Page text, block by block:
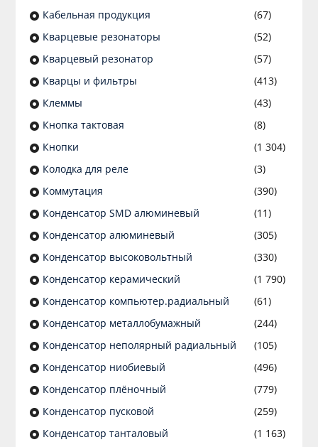
Кабельная продукция
(67)
Кварцевые резонаторы
(52)
Кварцевый резонатор
(57)
Кварцы и фильтры
(413)
Клеммы
(43)
Кнопка тактовая
(8)
Кнопки
(1 304)
Колодка для реле
(3)
Коммутация
(390)
Конденсатор SMD алюминевый
(11)
Конденсатор алюминевый
(305)
Конденсатор высоковольтный
(330)
Конденсатор керамический
(1 790)
Конденсатор компьютер.радиальный
(61)
Конденсатор металлобумажный
(244)
Конденсатор неполярный радиальный
(105)
Конденсатор ниобиевый
(496)
Конденсатор плёночный
(779)
Конденсатор пусковой
(259)
Конденсатор танталовый
(1 163)